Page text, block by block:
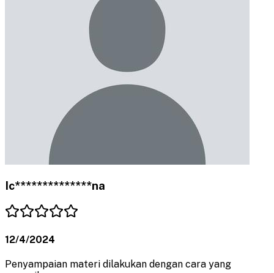
Ic**************na
12/4/2024
Penyampaian materi dilakukan dengan cara yang